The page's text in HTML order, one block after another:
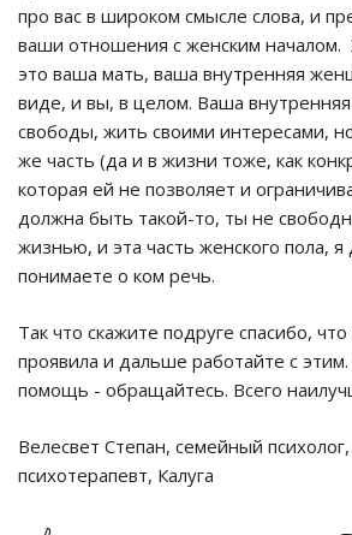
про вас в широком смысле слова, и
ваши отношения с женским началом.
это ваша мать, ваша внутренняя
виде, и вы, в целом. Ваша
свободы, жить своими интересами,
же часть (да и в жизни тоже, как
которая ей не позволяет и
должна быть такой-то, ты не
жизнью, и эта часть женского пола,
понимаете о ком речь.
Так что скажите подруге спасибо, что
проявила и дальше работайте с
помощь - обращайтесь. Всего
Велесвет Степан, семейный
психотерапевт, Калуга